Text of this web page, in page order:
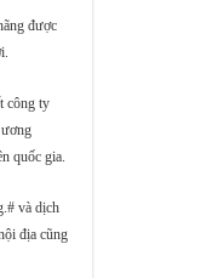
được
công ty
quốc gia.
và dịch
địa cũng